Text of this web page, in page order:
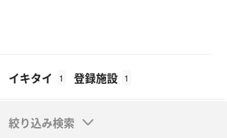
イキタイ 1 登録施設 1
絞り込み検索